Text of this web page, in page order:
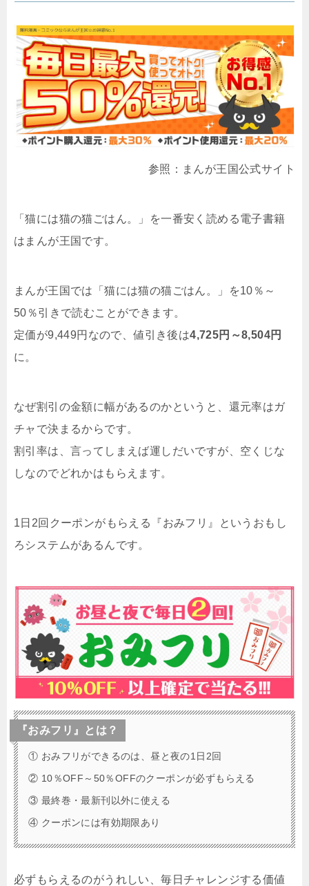
参照：まんが王国公式サイト
「猫には猫の猫ごはん。」を一番安く読める電子書籍
はまんが王国です。
まんが王国では「猫には猫の猫ごはん。」を10％～
50％引きで読むことができます。
定価が9,449円なので、値引き後は4,725円～8,504円
に。
なぜ割引の金額に幅があるのかというと、還元率はガ
チャで決まるからです。
割引率は、言ってしまえば運しだいですが、空くじな
しなのでどれかはもらえます。
1日2回クーポンがもらえる『おみフリ』というおもし
ろシステムがあるんです。
『おみフリ』とは？
① おみフリができるのは、昼と夜の1日2回
② 10％OFF～50％OFFのクーポンが必ずもらえる
③ 最終巻・最新刊以外に使える
④ クーポンには有効期限あり
必ずもらえるのがうれしい、毎日チャレンジする価値